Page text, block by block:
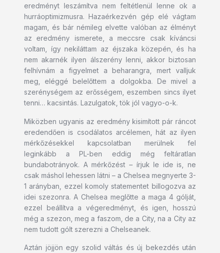
eredményt leszámítva nem feltétlenül lenne ok a
hurráoptimizmusra. Hazaérkezvén gép elé vágtam
magam, és bár némileg elvette valóban az élményt
az eredmény ismerete, a meccsre csak kíváncsi
voltam, így nekiláttam az éjszaka közepén, és ha
nem akarnék ilyen álszerény lenni, akkor biztosan
felhívnám a figyelmet a beharangra, mert valljuk
meg, eléggé belelőttem a dolgokba. De mivel a
szerénységem az erősségem, eszemben sincs ilyet
tenni… kacsintás. Lazulgatok, tök jól vagyo-o-k.
Miközben ugyanis az eredmény kisimított pár ráncot
eredendően is csodálatos arcélemen, hát az ilyen
mérkőzésekkel kapcsolatban merülnek fel
leginkább a PL-ben eddig még feltáratlan
bundabotrányok. A mérkőzést – írjuk le ide is, ne
csak máshol lehessen látni – a Chelsea megnyerte 3-
1 arányban, ezzel komoly statementet billogozva az
idei szezonra. A Chelsea meglőtte a maga 4 gólját,
ezzel beállítva a végeredményt, és igen, hosszú
még a szezon, meg a faszom, de a City, na a City az
nem tudott gólt szerezni a Chelseanek.
Aztán jöjjön egy szolid váltás és új bekezdés után